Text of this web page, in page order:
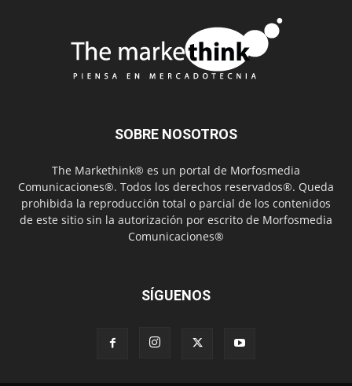
SOBRE NOSOTROS
The Markethink® es un portal de Morfosmedia
Comunicaciones®. Todos los derechos reservados®. Queda
prohibida la reproducción total o parcial de los contenidos
de este sitio sin la autorización por escrito de Morfosmedia
Comunicaciones®
SÍGUENOS